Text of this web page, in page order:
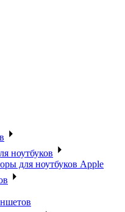
ноутбуков
для ноутбуков Apple